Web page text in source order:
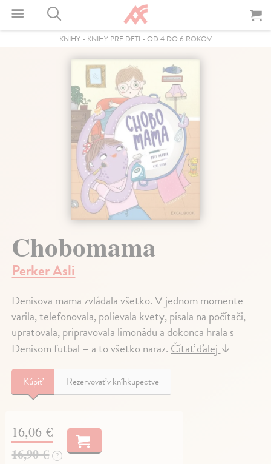
KNIHY - KNIHY PRE DETI - OD 4 DO 6 ROKOV
Chobomama
Perker Asli
Denisova mama zvládala všetko. V jednom momente
varila, telefonovala, polievala kvety, písala na počítači,
upratovala, pripravovala limonádu a dokonca hrala s
Denisom futbal – a to všetko naraz.Čítať ďalej↓
Kúpiť Rezervovať v kníhkupectve
16,06 €
16,90 € ?